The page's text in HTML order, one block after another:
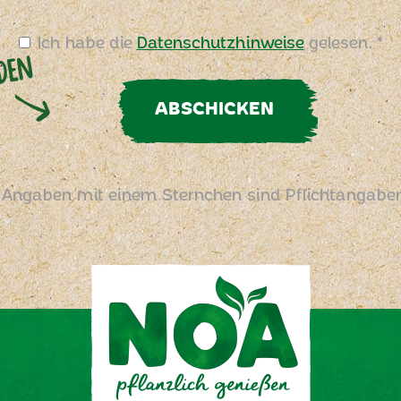
Ich habe dieDatenschutzhinweisegelesen. *
ABSCHICKEN
mit einem Sternchen sind